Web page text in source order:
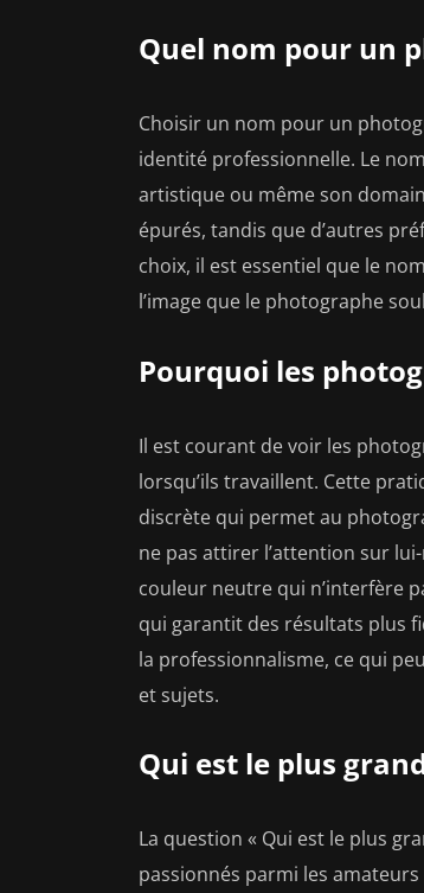
Quel nom pour un
Choisir un nom pour un
identité professionnelle. Le
artistique ou même son
épurés, tandis que d’autres
choix, il est essentiel que le
l’image que le photographe
Pourquoi les
Il est courant de voir les
lorsqu’ils travaillent. Cette
discrète qui permet au
ne pas attirer l’attention sur
couleur neutre qui n’interfère
qui garantit des résultats plus
la professionnalisme, ce qui
et sujets.
Qui est le plus
La question « Qui est le plus
passionnés parmi les